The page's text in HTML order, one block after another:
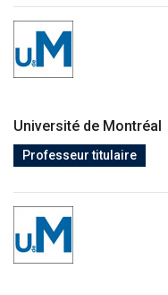
Université de Montréal
Professeur titulaire